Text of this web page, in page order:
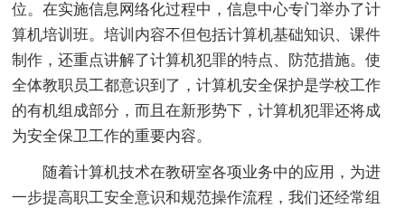
位。在实施信息网络化过程中，信息中心专门举办了计
算机培训班。培训内容不但包括计算机基础知识、课件
制作，还重点讲解了计算机犯罪的特点、防范措施。使
全体教职员工都意识到了，计算机安全保护是学校工作
的有机组成部分，而且在新形势下，计算机犯罪还将成
为安全保卫工作的重要内容。
随着计算机技术在教研室各项业务中的应用，为进
一步提高职工安全意识和规范操作流程，我们还经常组